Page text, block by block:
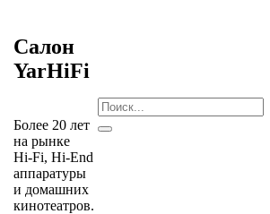
Салон
YarHiFi
Более 20 лет
на рынке
Hi-Fi, Hi-End
аппаратуры
и домашних
кинотеатров.